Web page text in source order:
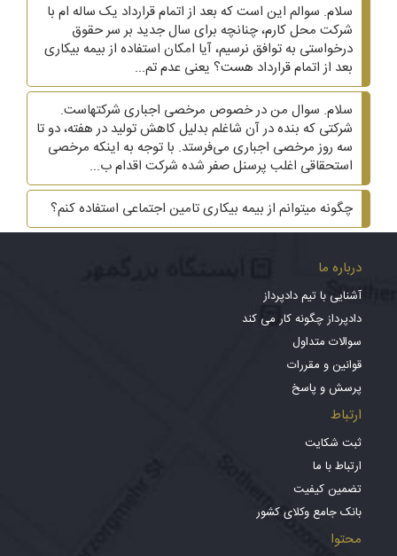
سلام. سوالم این است که بعد از اتمام قرارداد یک ساله ام با
شرکت محل کارم، چنانچه برای سال جدید بر سر حقوق
درخواستی به توافق نرسیم، آیا امکان استفاده از بیمه بیکاری
بعد از اتمام قرارداد هست؟ یعنی عدم تم...
سلام. سوال من در خصوص مرخصی اجباری شرکتهاست.
شرکتی که بنده در آن شاغلم بدلیل کاهش تولید در هفته، دو تا
سه روز مرخصی اجباری می‌فرستد. با توجه به اینکه مرخصی
استحقاقی اغلب پرسنل صفر شده شرکت اقدام ب...
چگونه میتوانم از بیمه بیکاری تامین اجتماعی استفاده کنم؟
درباره ما
آشنایی با تیم دادپرداز
دادپرداز چگونه کار می کند
سوالات متداول
قوانین و مقررات
پرسش و پاسخ
ارتباط
ثبت شکایت
ارتباط با ما
تضمین کیفیت
بانک جامع وکلای کشور
محتوا